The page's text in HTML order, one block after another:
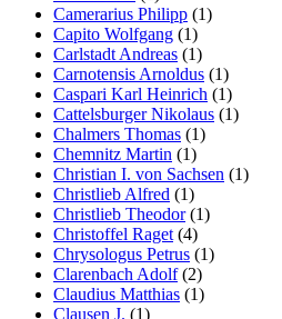
Camerarius Philipp (1)
Capito Wolfgang (1)
Carlstadt Andreas (1)
Carnotensis Arnoldus (1)
Caspari Karl Heinrich (1)
Cattelsburger Nikolaus (1)
Chalmers Thomas (1)
Chemnitz Martin (1)
Christian I. von Sachsen (1)
Christlieb Alfred (1)
Christlieb Theodor(1)
Christoffel Raget (4)
Chrysologus Petrus (1)
Clarenbach Adolf(2)
Claudius Matthias (1)
Clausen J. (1)